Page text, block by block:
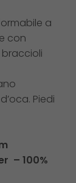
a
con
Piedi
– 100%